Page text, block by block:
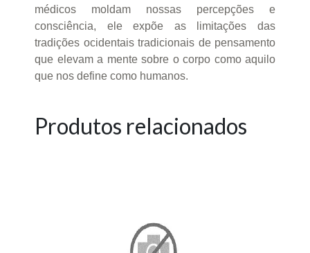
médicos moldam nossas percepções e
consciência, ele expõe as limitações das
tradições ocidentais tradicionais de pensamento
que elevam a mente sobre o corpo como aquilo
que nos define como humanos.
Produtos relacionados